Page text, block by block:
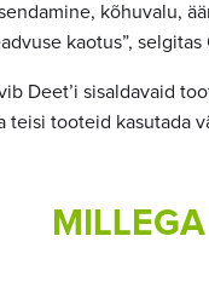
kõhuvalu,
kaotus”, selgitas
Deet’i sisaldavaid
teisi tooteid kasutada